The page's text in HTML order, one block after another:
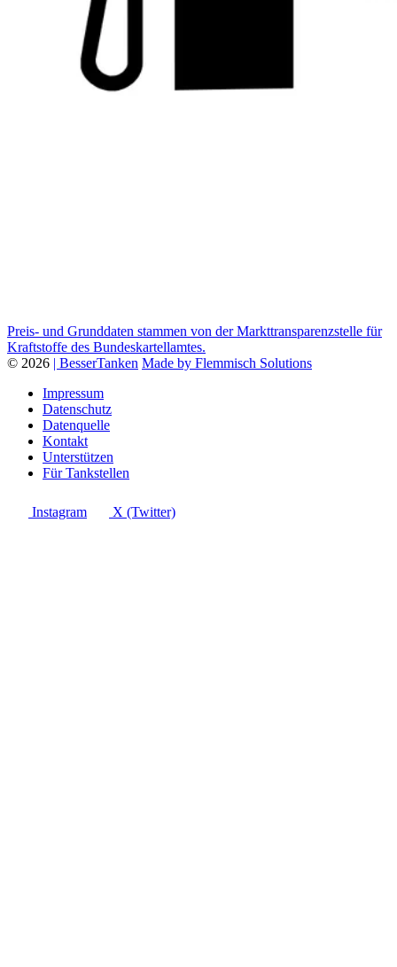
Preis- und Grunddaten stammen von der Markttransparenzstelle für
Kraftstoffe des Bundeskartellamtes.
© 2026 | BesserTanken Made by Flemmisch Solutions
Impressum
Datenschutz
Datenquelle
Kontakt
Unterstützen
Für Tankstellen
Instagram X (Twitter)